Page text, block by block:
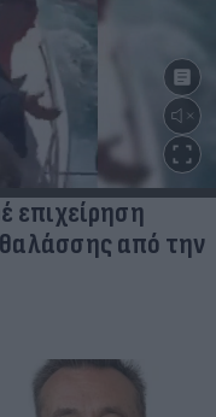
επιχείρηση
από την